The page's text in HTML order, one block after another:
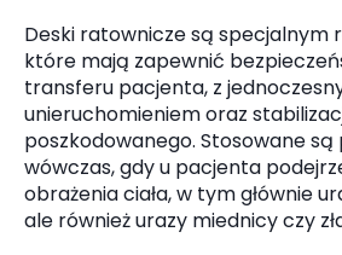
Deski ratownicze są specjalnym
które mają zapewnić
transferu pacjenta, z
unieruchomieniem oraz
poszkodowanego. Stosowane
wówczas, gdy u pacjenta
obrażenia ciała, w tym głównie
ale również urazy miednicy czy